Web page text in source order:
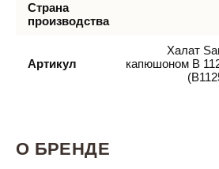
Страна
производства
Артикул
Халат
капюшоном В
О БРЕНДЕ